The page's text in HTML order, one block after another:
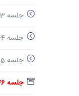
جلسه 43 دوره بازاریابی دیجیتال
جلسه 44 دوره بازاریابی دیجیتال
جلسه 45 دوره بازاریابی دیجیتال
جلسه 46 دوره بازاریابی دیجیتال